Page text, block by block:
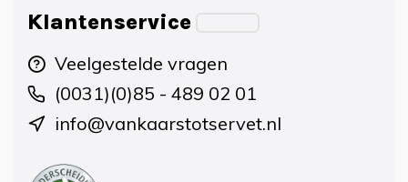
Klantenservice
Veelgestelde vragen
(0031)(0)85 - 489 02 01
info@vankaarstotservet.nl